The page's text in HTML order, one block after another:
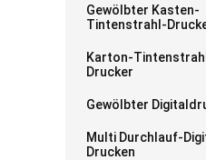
Gewölbter Kasten-
Tintenstrahl-
Karton-
Drucker
Gewölbter
Multi Durchlauf-
Drucken